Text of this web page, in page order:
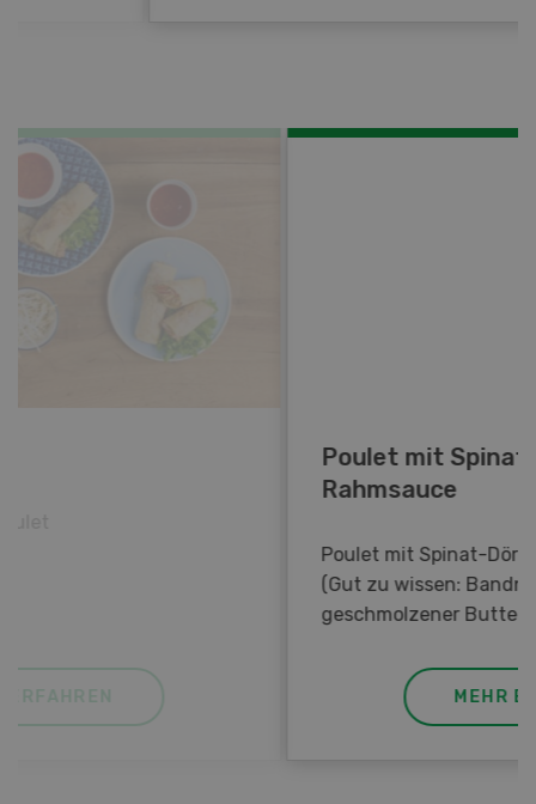
Poulet mit Spinat-Dörrtomaten-
Poulet mit Spinat-Dörrtomaten-Rahmsauce
(Gut zu wissen: Bandnudeln mit etwas
geschmolzener Butter und Pfeffer verfeinern).